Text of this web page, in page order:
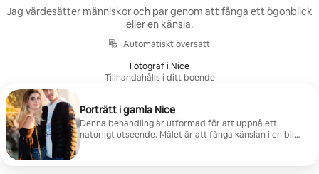
Jag värdesätter människor och par genom att fånga ett ögonblick
eller en känsla.
Automatiskt översatt
Fotograf i Nice
Tillhandahålls i ditt boende
Porträtt i gamla Nice
Denna behandling är utformad för att uppnå ett
naturligt utseende. Målet är att fånga känslan i en blick